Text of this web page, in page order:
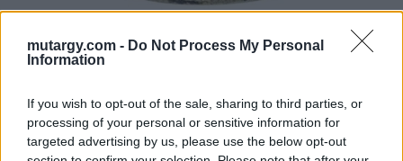
mutargy.com - Do Not Process My Personal
Information
If you wish to opt-out of the sale, sharing to third parties, or
processing of your personal or sensitive information for
targeted advertising by us, please use the below opt-out
701. tétel:
701. tétel, Olajlámpás
Kategória:Fémtárgyak